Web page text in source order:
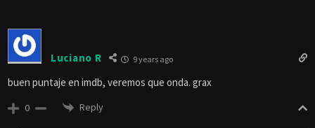
Luciano R 9 years ago
buen puntaje en imdb, veremos que onda. grax
0 Reply